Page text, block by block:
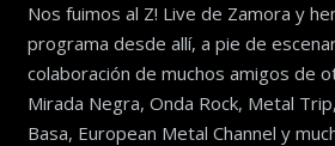
Nos fuimos al Z! Live de Zamora y
programa desde allí, a pie de
colaboración de muchos amigos de
Mirada Negra, Onda Rock, Metal
Basa, European Metal Channel y